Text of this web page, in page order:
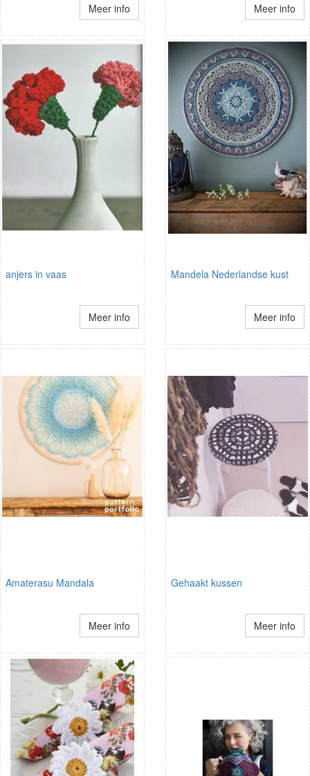
Meer info Meer info
anjers in vaas
Meer info
Mandela Nederlandse kust
Meer info
Amaterasu Mandala
Meer info
Gehaakt kussen
Meer info